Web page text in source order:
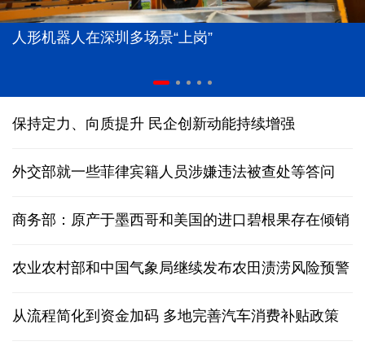
人形机器人在深圳多场景“上岗”
保持定力、向质提升 民企创新动能持续增强
外交部就一些菲律宾籍人员涉嫌违法被查处等答问
商务部：原产于墨西哥和美国的进口碧根果存在倾销
农业农村部和中国气象局继续发布农田渍涝风险预警
从流程简化到资金加码 多地完善汽车消费补贴政策